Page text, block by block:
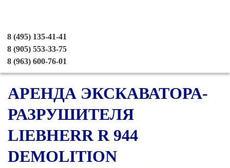
8 (495) 135-41-41
8 (905) 553-33-75
8 (963) 600-76-01
АРЕНДА ЭКСКАВАТОРА-
РАЗРУШИТЕЛЯ
LIEBHERR R 944
DEMOLITION